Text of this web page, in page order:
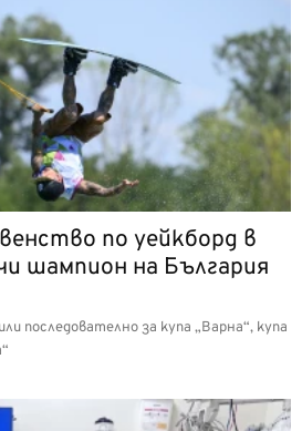
по уейкборд в
шампион на България
последователно за купа „Варна“, купа